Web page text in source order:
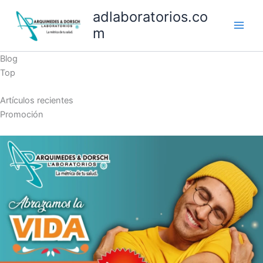
contenido
adlaboratorios.co
m
Blog
Top
Artículos recientes
Promoción